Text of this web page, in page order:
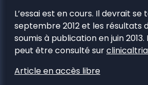
L’essai est en cours. Il devrait
septembre 2012 et les résultats
soumis à publication en juin 2013.
peut être consulté sur
Article en accès libre